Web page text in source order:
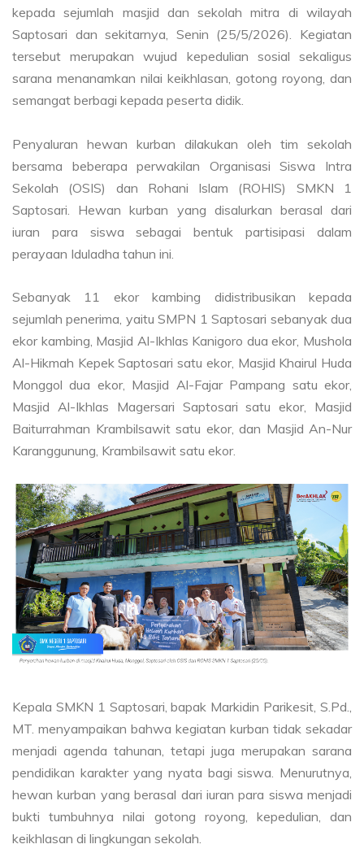
kepada sejumlah masjid dan sekolah mitra di wilayah
Saptosari dan sekitarnya, Senin (25/5/2026). Kegiatan
tersebut merupakan wujud kepedulian sosial sekaligus
sarana menanamkan nilai keikhlasan, gotong royong, dan
semangat berbagi kepada peserta didik.
Penyaluran hewan kurban dilakukan oleh tim sekolah
bersama beberapa perwakilan Organisasi Siswa Intra
Sekolah (OSIS) dan Rohani Islam (ROHIS) SMKN 1
Saptosari. Hewan kurban yang disalurkan berasal dari
iuran para siswa sebagai bentuk partisipasi dalam
perayaan Iduladha tahun ini.
Sebanyak 11 ekor kambing didistribusikan kepada
sejumlah penerima, yaitu SMPN 1 Saptosari sebanyak dua
ekor kambing, Masjid Al-Ikhlas Kanigoro dua ekor, Mushola
Al-Hikmah Kepek Saptosari satu ekor, Masjid Khairul Huda
Monggol dua ekor, Masjid Al-Fajar Pampang satu ekor,
Masjid Al-Ikhlas Magersari Saptosari satu ekor, Masjid
Baiturrahman Krambilsawit satu ekor, dan Masjid An-Nur
Karanggunung, Krambilsawit satu ekor.
Kepala SMKN 1 Saptosari, bapak Markidin Parikesit, S.Pd.,
MT. menyampaikan bahwa kegiatan kurban tidak sekadar
menjadi agenda tahunan, tetapi juga merupakan sarana
pendidikan karakter yang nyata bagi siswa. Menurutnya,
hewan kurban yang berasal dari iuran para siswa menjadi
bukti tumbuhnya nilai gotong royong, kepedulian, dan
keikhlasan di lingkungan sekolah.